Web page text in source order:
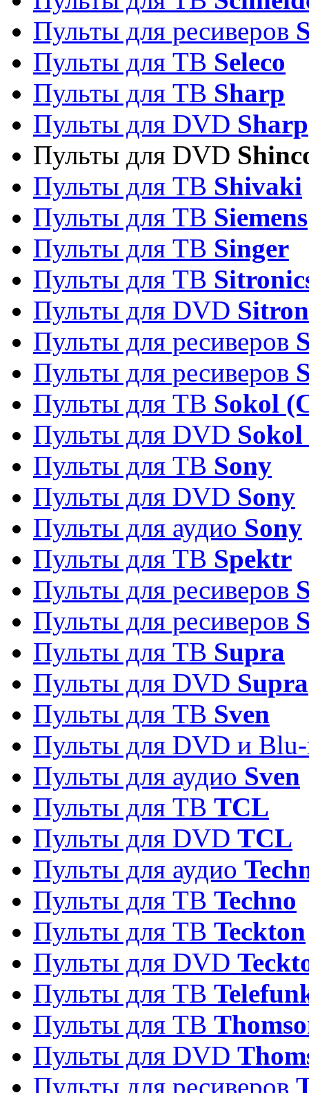
Пульты для ресиверов
Пульты для ТВ Seleco
Пульты для ТВ Sharp
Пульты для DVD Sharp
Пульты для DVD
Пульты для ТВ Shivaki
Пульты для ТВ Siemens
Пульты для ТВ Singer
Пульты для ТВ
Пульты для DVD
Пульты для ресиверов
Пульты для ресиверов
Пульты для ТВ Sokol
Пульты для DVD
Пульты для ТВ Sony
Пульты для DVD Sony
Пульты для аудио Sony
Пульты для ТВ Spektr
Пульты для ресиверов
Пульты для ресиверов
Пульты для ТВ Supra
Пульты для DVD Supra
Пульты для ТВ Sven
Пульты для DVD и
Пульты для аудио Sven
Пульты для ТВ TCL
Пульты для DVD TCL
Пульты для аудио
Пульты для ТВ Techno
Пульты для ТВ Teckton
Пульты для DVD
Пульты для ТВ
Пульты для ТВ
Пульты для DVD
Пульты для ресиверов